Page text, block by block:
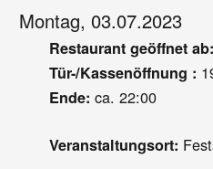
Montag, 03.07.2023
Restaurant geöffnet ab:
Tür-/Kassenöffnung :
Ende: ca. 22:00
Veranstaltungsort: